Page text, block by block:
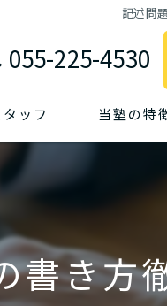
記述問
055-225-4530
タッフ 当塾の特
定期テスト対
苦手対策
書き方